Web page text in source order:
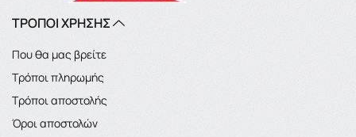
ΤΡΟΠΟΙ ΧΡΗΣΗΣ
Που θα μας βρείτε
Τρόποι πληρωμής
Τρόποι αποστολής
Όροι αποστολών